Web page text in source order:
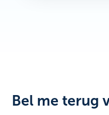
Bel me terug